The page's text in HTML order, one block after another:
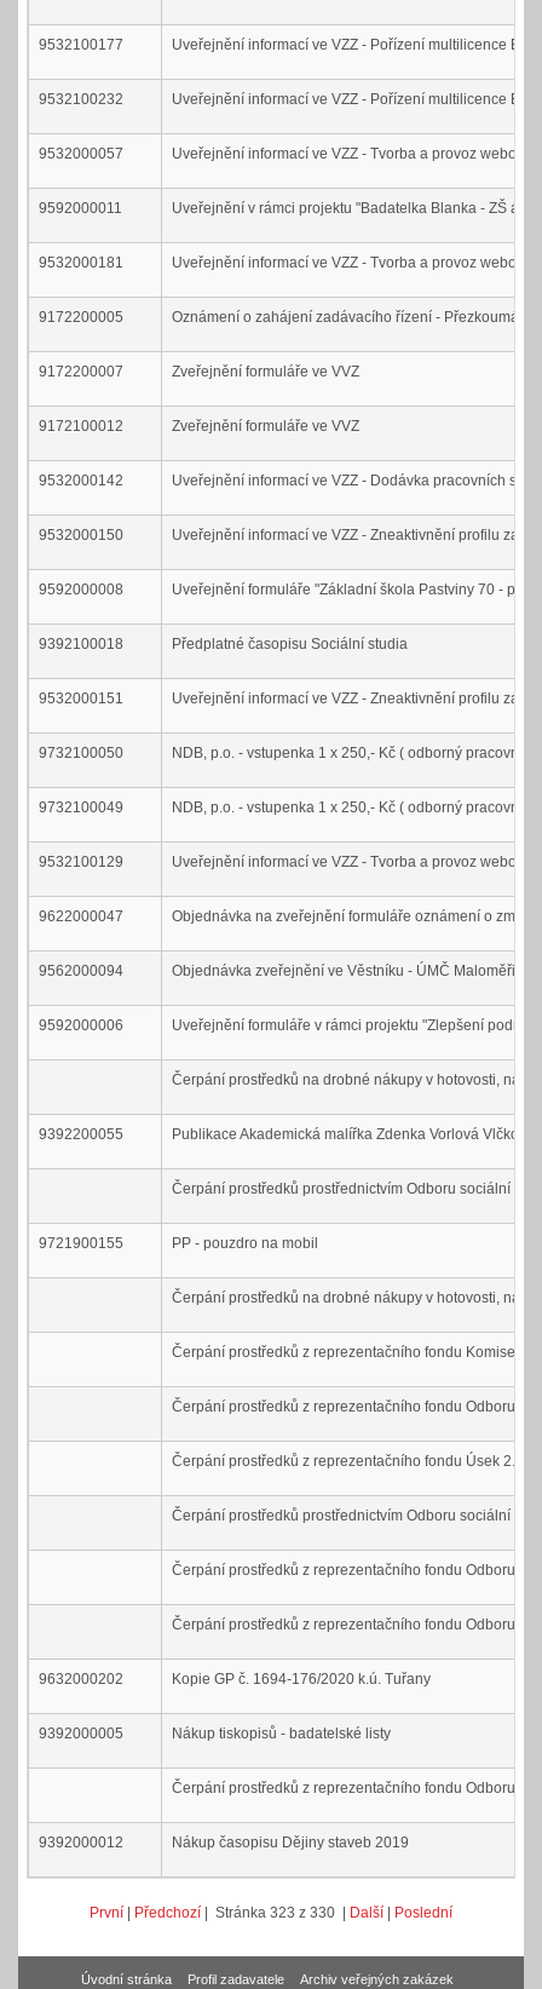
9532100177 Uveřejnění informací ve VZZ - Pořízení multilicence
9532100232 Uveřejnění informací ve VZZ - Pořízení multilicence
9532000057 Uveřejnění informací ve VZZ - Tvorba a provoz webové
9592000011 Uveřejnění v rámci projektu "Badatelka Blanka - ZŠ a
9532000181 Uveřejnění informací ve VZZ - Tvorba a provoz webové
9172200005 Oznámení o zahájení zadávacího řízení - Přezkoumání
9172200007 Zveřejnění formuláře ve VVZ
9172100012 Zveřejnění formuláře ve VVZ
9532000142 Uveřejnění informací ve VZZ - Dodávka pracovních
9532000150 Uveřejnění informací ve VZZ - Zneaktivnění profilu
9592000008 Uveřejnění formuláře "Základní škola Pastviny 70 -
9392100018 Předplatné časopisu Sociální studia
9532000151 Uveřejnění informací ve VZZ - Zneaktivnění profilu
9732100050 NDB, p.o. - vstupenka 1 x 250,- Kč ( odborný
9732100049 NDB, p.o. - vstupenka 1 x 250,- Kč ( odborný
9532100129 Uveřejnění informací ve VZZ - Tvorba a provoz webové
9622000047 Objednávka na zveřejnění formuláře oznámení o
9562000094 Objednávka zveřejnění ve Věstníku - ÚMČ Maloměřice
9592000006 Uveřejnění formuláře v rámci projektu "Zlepšení
Čerpání prostředků na drobné nákupy v hotovosti,
9392200055 Publikace Akademická malířka Zdenka Vorlová Vlčková
Čerpání prostředků prostřednictvím Odboru sociální
9721900155 PP - pouzdro na mobil
Čerpání prostředků na drobné nákupy v hotovosti,
Čerpání prostředků z reprezentačního fondu Komise
Čerpání prostředků z reprezentačního fondu Odboru
Čerpání prostředků z reprezentačního fondu Úsek
Čerpání prostředků prostřednictvím Odboru sociální
Čerpání prostředků z reprezentačního fondu Odboru
Čerpání prostředků z reprezentačního fondu Odboru
9632000202 Kopie GP č. 1694-176/2020 k.ú. Tuřany
9392000005 Nákup tiskopisů - badatelské listy
Čerpání prostředků z reprezentačního fondu Odboru
9392000012 Nákup časopisu Dějiny staveb 2019
První | Předchozí | Stránka 323 z 330 | Další | Poslední
Úvodní stránka Profil zadavatele Archiv veřejných zakázek